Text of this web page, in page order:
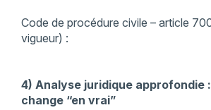
Code de procédure civile – article
vigueur) :
4) Analyse juridique approfondie
change “en vrai”